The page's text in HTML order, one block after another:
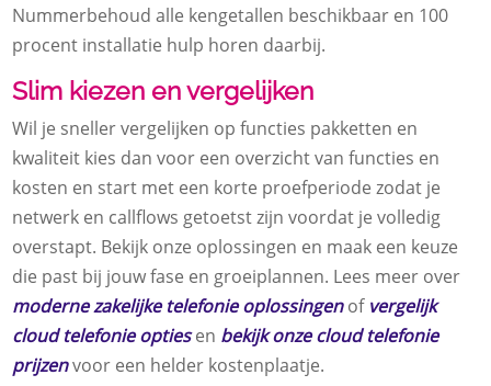
Nummerbehoud alle kengetallen beschikbaar en 100
procent installatie hulp horen daarbij.​
Slim kiezen en vergelijken
Wil je sneller vergelijken op functies pakketten en
kwaliteit kies dan voor een overzicht van functies en
kosten en start met een korte proefperiode zodat je
netwerk en callflows getoetst zijn voordat je volledig
overstapt.​ Bekijk onze oplossingen en maak een keuze
die past bij jouw fase en groeiplannen.​ Lees meer over
moderne zakelijke telefonie oplossingenof vergelijk
cloud telefonie optiesen bekijk onze cloud telefonie
prijzenvoor een helder kostenplaatje.​